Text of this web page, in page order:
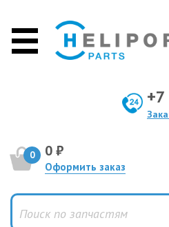
0 0 ₽
Оформить заказ